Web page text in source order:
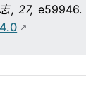
, 27, e59946.